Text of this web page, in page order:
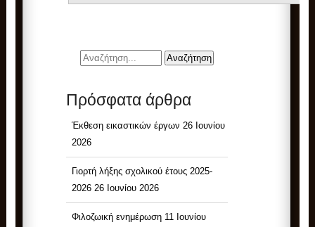
Πρόσφατα άρθρα
Έκθεση εικαστικών έργων 26 Ιουνίου
2026
Γιορτή λήξης σχολικού έτους 2025-
2026 26 Ιουνίου 2026
Φιλοζωική ενημέρωση 11 Ιουνίου